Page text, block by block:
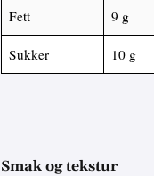
Fett 9 g
Sukker 10 g
Smak og tekstur